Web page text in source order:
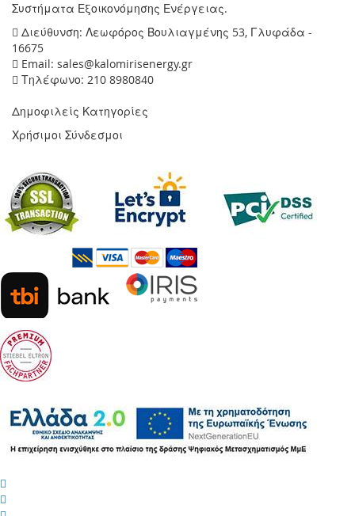
Συστήματα Εξοικονόμησης Ενέργειας.
Διεύθυνση: Λεωφόρος Βουλιαγμένης 53, Γλυφάδα -
16675
Email: sales@kalomirisenergy.gr
Τηλέφωνο: 210 8980840
Δημοφιλείς Κατηγορίες
Χρήσιμοι Σύνδεσμοι